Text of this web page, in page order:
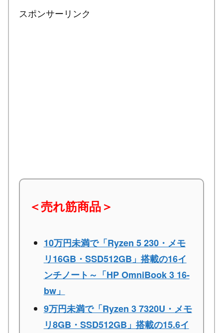
スポンサーリンク
＜売れ筋商品＞
10万円未満で「Ryzen 5 230・メモ
リ16GB・SSD512GB」搭載の16イ
ンチノート～「HP OmniBook 3 16-
bw」
9万円未満で「Ryzen 3 7320U・メモ
リ8GB・SSD512GB」搭載の15.6イ